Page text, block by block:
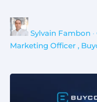
Sylvain Fambon •
Marketing Officer ,